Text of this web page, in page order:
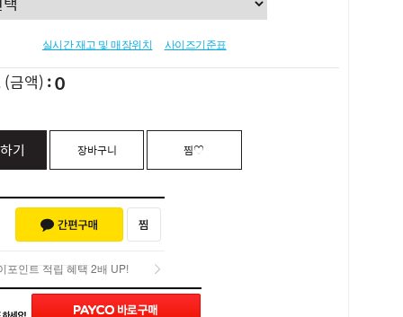
실시간 재고 및 매장위치 사이즈기준표
(금액) 0
기 장바구니 찜♡
포인트 적립 혜택 2배 UP!
포인트 적립 혜택 2배 UP!
(0)